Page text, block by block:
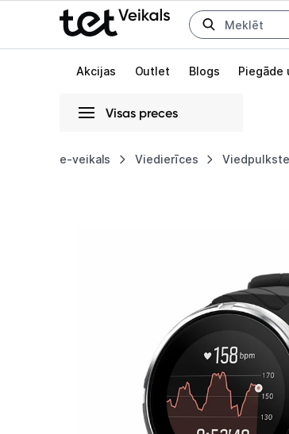
Uz kategorijam Uz galveno saturu
Akcijas Outlet Blogs Piegāde
Visas preces
e-veikals Viedierīces